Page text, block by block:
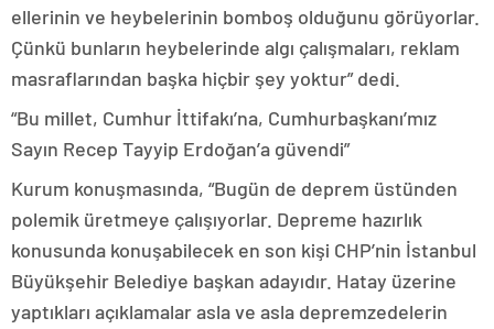
ellerinin ve heybelerinin bomboş olduğunu görüyorlar.
Çünkü bunların heybelerinde algı çalışmaları, reklam
masraflarından başka hiçbir şey yoktur” dedi.
“Bu millet, Cumhur İttifakı’na, Cumhurbaşkanı’mız
Sayın Recep Tayyip Erdoğan’a güvendi”
Kurum konuşmasında, “Bugün de deprem üstünden
polemik üretmeye çalışıyorlar. Depreme hazırlık
konusunda konuşabilecek en son kişi CHP’nin İstanbul
Büyükşehir Belediye başkan adayıdır. Hatay üzerine
yaptıkları açıklamalar asla ve asla depremzedelerin